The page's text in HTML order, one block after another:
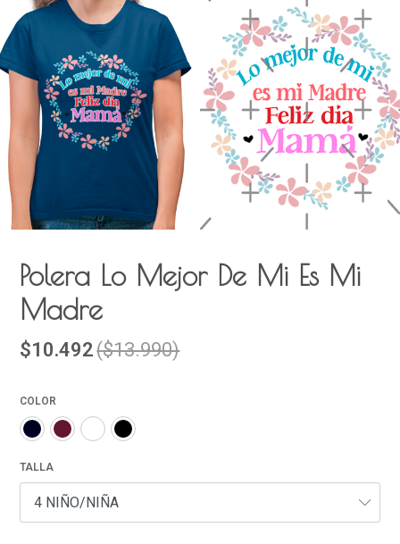
Polera Lo Mejor De Mi Es Mi
Madre
$10.492($13.990)
COLOR
TALLA